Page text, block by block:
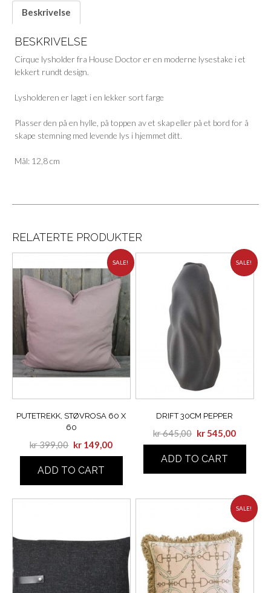
Beskrivelse
BESKRIVELSE
Cirque lysholder fra House Doctor er en moderne lysestake i et
lekkert rundt design.
Lysholderen er laget i en lekker sort farge
Plasser den på en hylle, på toppen av et skap eller på et bord for å
skape stemning med levende lys i hjemmet ditt.
Mål: 12,8 cm
RELATERTE PRODUKTER
SALE!
PUTETREKK, STØVROSA 60 X
60
kr399,00 kr 149,00
ADD TO CART
SALE!
DRIFT 30CM PEPPER
kr645,00 kr545,00
ADD TO CART
SALE!